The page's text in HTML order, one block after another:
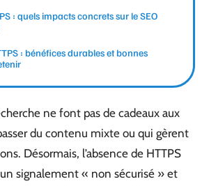
: quels impacts concrets sur le SEO
: bénéfices durables et bonnes
ne font pas de cadeaux aux
du contenu mixte ou qui gèrent
Désormais, l’absence de HTTPS
signalement « non sécurisé » et